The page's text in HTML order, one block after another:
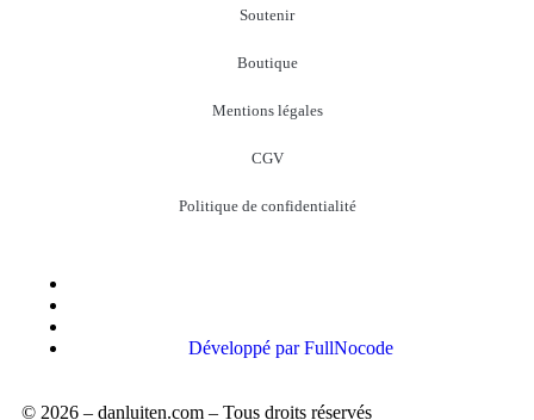
Soutenir
Boutique
Mentions légales
CGV
Politique de confidentialité
Développé par FullNocode
© 2026 – danluiten.com – Tous droits réservés